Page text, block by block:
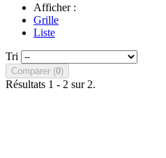
Afficher :
Grille
Liste
Tri
Comparer (0)
Résultats 1 - 2 sur 2.